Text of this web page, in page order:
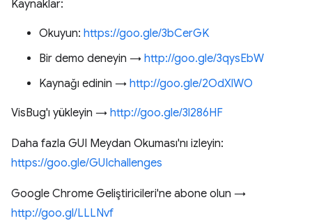
Kaynaklar:
Okuyun: https://goo.gle/3bCerGK
Bir demo deneyin → http://goo.gle/3qysEbW
Kaynağı edinin → http://goo.gle/2OdXlWO
VisBug'ı yükleyin → http://goo.gle/3l286HF
Daha fazla GUI Meydan Okuması'nı izleyin:
https://goo.gle/GUIchallenges
Google Chrome Geliştiricileri'ne abone olun →
http://goo.gl/LLLNvf